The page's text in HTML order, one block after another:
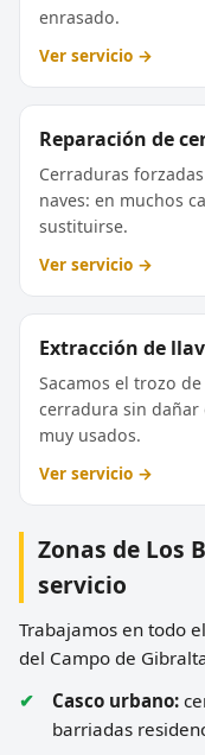
enrasado.
Ver servicio →
Reparación de
Cerraduras
naves: en muchos
sustituirse.
Ver servicio →
Extracción de
Sacamos el trozo
cerradura sin dañar
muy usados.
Ver servicio →
Zonas de Los
servicio
Trabajamos en todo
del Campo de
Casco urbano:
barriadas